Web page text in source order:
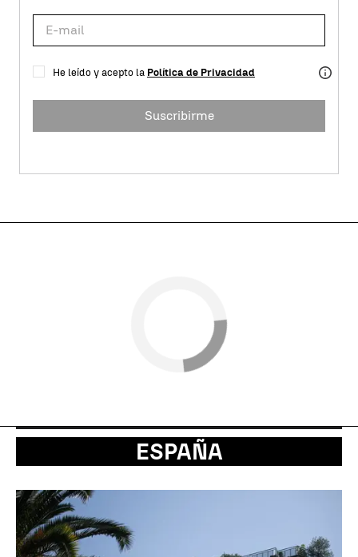
He leído y acepto la Política de Privacidad
Suscribirme
ESPAÑA